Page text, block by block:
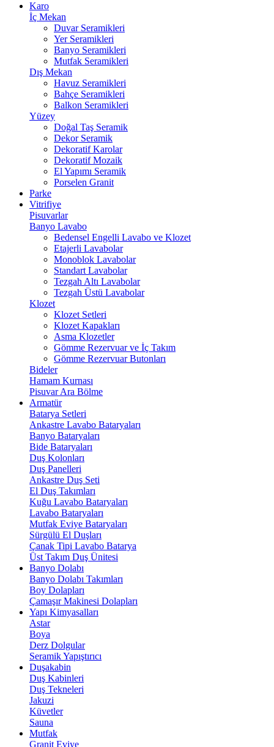
Karo
İç Mekan
Duvar Seramikleri
Yer Seramikleri
Banyo Seramikleri
Mutfak Seramikleri
Dış Mekan
Havuz Seramikleri
Bahçe Seramikleri
Balkon Seramikleri
Yüzey
Doğal Taş Seramik
Dekor Seramik
Dekoratif Karolar
Dekoratif Mozaik
El Yapımı Seramik
Porselen Granit
Parke
Vitrifiye
Pisuvarlar
Banyo Lavabo
Bedensel Engelli Lavabo ve Klozet
Etajerli Lavabolar
Monoblok Lavabolar
Standart Lavabolar
Tezgah Altı Lavabolar
Tezgah Üstü Lavabolar
Klozet
Klozet Setleri
Klozet Kapakları
Asma Klozetler
Gömme Rezervuar ve İç Takım
Gömme Rezervuar Butonları
Bideler
Hamam Kurnası
Pisuvar Ara Bölme
Armatür
Batarya Setleri
Ankastre Lavabo Bataryaları
Banyo Bataryaları
Bide Bataryaları
Duş Kolonları
Duş Panelleri
Ankastre Duş Seti
El Duş Takımları
Kuğu Lavabo Bataryaları
Lavabo Bataryaları
Mutfak Eviye Bataryaları
Sürgülü El Duşları
Çanak Tipi Lavabo Batarya
Üst Takım Duş Ünitesi
Banyo Dolabı
Banyo Dolabı Takımları
Boy Dolapları
Çamaşır Makinesi Dolapları
Yapı Kimyasalları
Astar
Boya
Derz Dolgular
Seramik Yapıştırıcı
Duşakabin
Duş Kabinleri
Duş Tekneleri
Jakuzi
Küvetler
Sauna
Mutfak
Granit Eviye